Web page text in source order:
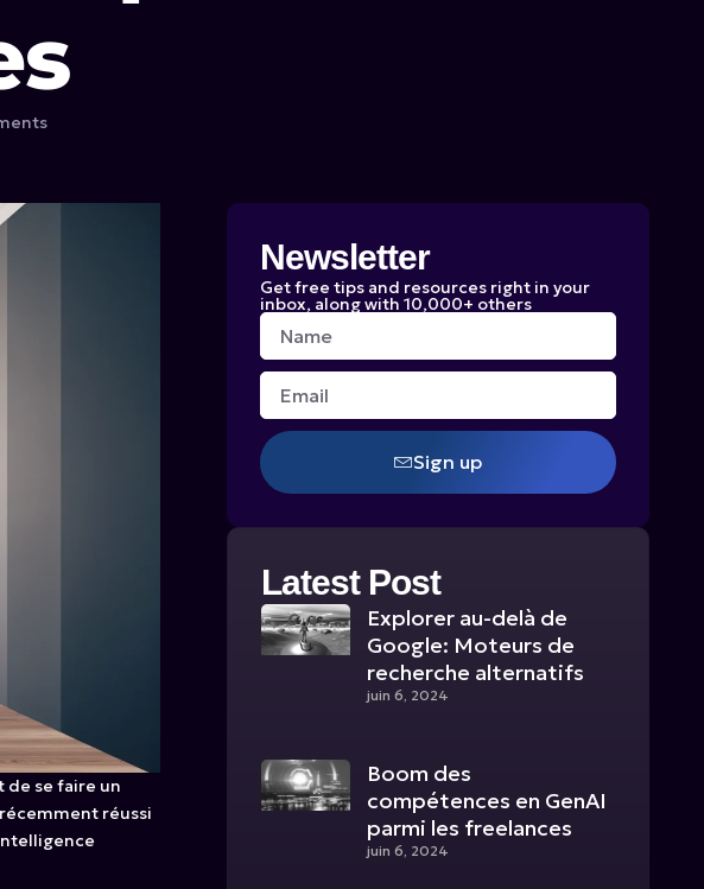
de se faire un
réussi
Newsletter
Get free tips and resources right in your
inbox, along with 10,000+ others
Name
Email
Sign up
Latest Post
Explorer au-delà de
Google: Moteurs de
recherche alternatifs
juin 6, 2024
Boom des
compétences en GenAI
parmi les freelances
juin 6, 2024